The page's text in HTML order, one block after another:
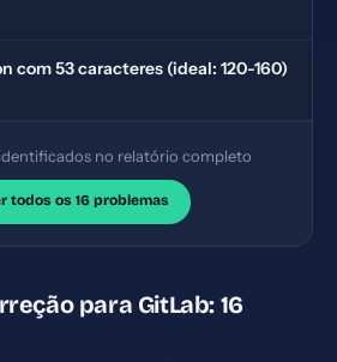
com 53 caracteres (ideal: 120-160)
no relatório completo
todos os 16 problemas
para GitLab: 16